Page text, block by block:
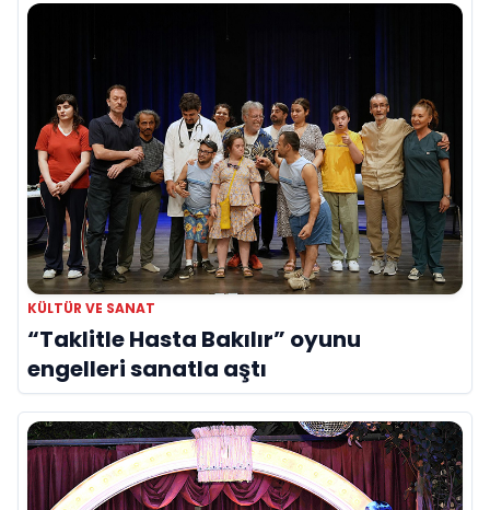
KÜLTÜR VE SANAT
“Taklitle Hasta Bakılır” oyunu
engelleri sanatla aştı